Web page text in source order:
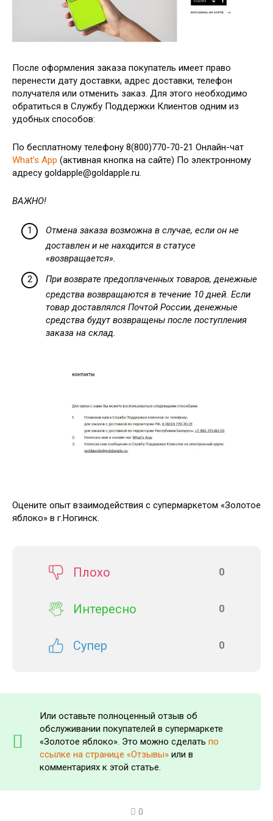
После оформления заказа покупатель имеет право
перенести дату доставки, адрес доставки, телефон
получателя или отменить заказ. Для этого необходимо
обратиться в Службу Поддержки Клиентов одним из
удобных способов:
По бесплатному телефону 8(800)770-70-21 Онлайн-чат
What’s App (активная кнопка на сайте) По электронному
адресу goldapple@goldapple.ru.
ВАЖНО!
Отмена заказа возможна в случае, если он не
доставлен и не находится в статусе
«возвращается».
При возврате предоплаченных товаров, денежные
средства возвращаются в течение 10 дней. Если
товар доставлялся Почтой России, денежные
средства будут возвращены после поступления
заказа на склад.
Оцените опыт взаимодействия с супермаркетом «Золотое
яблоко» в г.Ногинск.
Плохо 0
Интересно 0
Супер 0
Или оставьте полноценный отзыв об
обслуживании покупателей в супермаркете
«Золотое яблоко». Это можно сделать по
ссылке на странице «Отзывы» или в
комментариях к этой статье.
0